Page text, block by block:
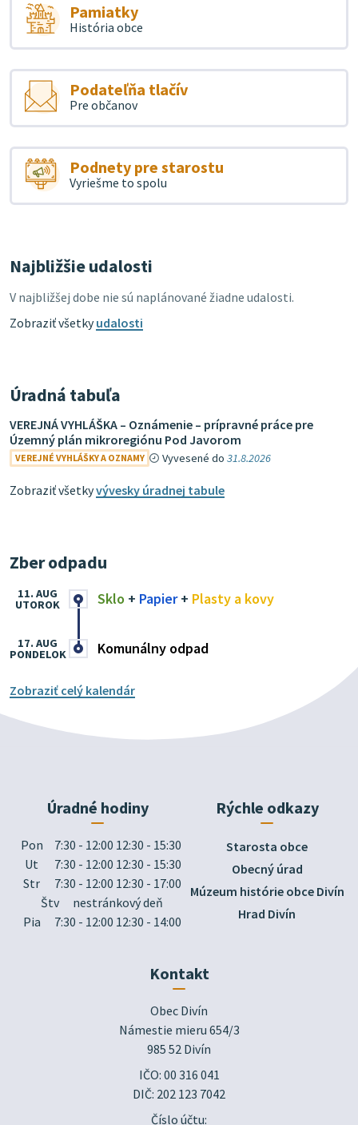
Pamiatky
História obce
Podateľňa tlačív
Pre občanov
Podnety pre starostu
Vyriešme to spolu
Najbližšie udalosti
V najbližšej dobe nie sú naplánované žiadne udalosti.
Zobraziť všetkyudalosti
Úradná tabuľa
VEREJNÁ VYHLÁŠKA – Oznámenie – prípravné práce pre
Územný plán mikroregiónu Pod Javorom
VEREJNÉ VYHLÁŠKY A OZNAMY Vyvesené do31.8.2026
Zobraziť všetkyvývesky úradnej tabule
Zber odpadu
Sklo + Papier+ Plasty a kovy
11. AUG
UTOROK
Komunálny odpad
17. AUG
PONDELOK
Zobraziť celý kalendár
Úradné hodiny
Pon
7:30 - 12:00 12:30 - 15:30
Ut
7:30 - 12:00 12:30 - 15:30
Str
7:30 - 12:00 12:30 - 17:00
Štv
nestránkový deň
Pia
7:30 - 12:00 12:30 - 14:00
Rýchle odkazy
Starosta obce
Obecný úrad
Múzeum histórie obce Divín
Hrad Divín
Kontakt
Obec Divín
Námestie mieru 654/3
985 52 Divín
IČO: 00 316 041
DIČ: 202 123 7042
Číslo účtu: